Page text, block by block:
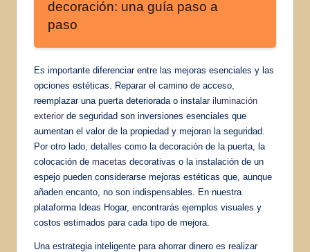
decoración: una guía paso a
paso
Es importante diferenciar entre las mejoras esenciales y las
opciones estéticas. Reparar el camino de acceso,
reemplazar una puerta deteriorada o instalar iluminación
exterior de seguridad son inversiones esenciales que
aumentan el valor de la propiedad y mejoran la seguridad.
Por otro lado, detalles como la decoración de la puerta, la
colocación de macetas decorativas o la instalación de un
espejo pueden considerarse mejoras estéticas que, aunque
añaden encanto, no son indispensables. En nuestra
plataforma Ideas Hogar, encontrarás ejemplos visuales y
costos estimados para cada tipo de mejora.
Una estrategia inteligente para ahorrar dinero es realizar